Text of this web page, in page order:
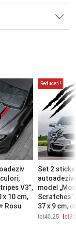
V3”,
x 10 cm,
Rosu
Reduceri!
Set 2
model
37 x 9 cm,
lei40.25 lei